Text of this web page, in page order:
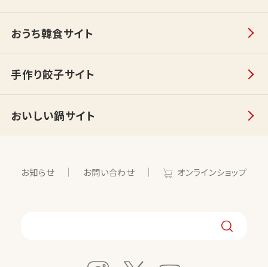
おうち韓食サイト
手作り餃子サイト
おいしい鍋サイト
お知らせ お問い合わせ オンラインショップ